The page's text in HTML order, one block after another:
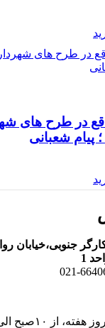
در طرح های
پیام شعبانی
جنوبی،خیابان